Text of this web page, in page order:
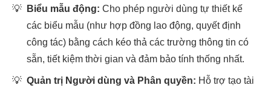
💡 Biểu mẫu động: Cho phép người dùng tự thiết kế
các biểu mẫu (như hợp đồng lao động, quyết định
công tác) bằng cách kéo thả các trường thông tin có
sẵn, tiết kiệm thời gian và đảm bảo tính thống nhất.
💡 Quản trị Người dùng và Phân quyền: Hỗ trợ tạo tài